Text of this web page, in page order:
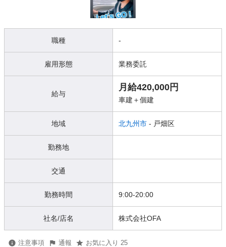
職種 -
雇用形態 業務委託
給与
月給420,000円
車建＋個建
地域 北九州市 - 戸畑区
勤務地
交通
勤務時間 9:00-20:00
社名/店名 株式会社OFA
注意事項 通報 お気に入り 25